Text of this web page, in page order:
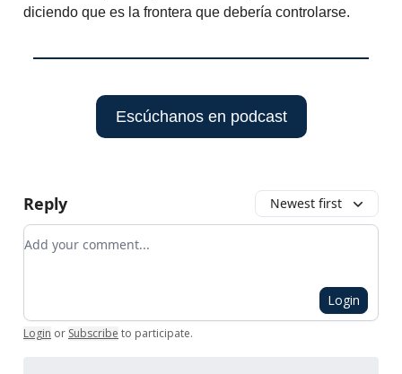
diciendo que es la frontera que debería controlarse.
Escúchanos en podcast
Reply Newest first
Add your comment
Login
Login or Subscribe to participate.